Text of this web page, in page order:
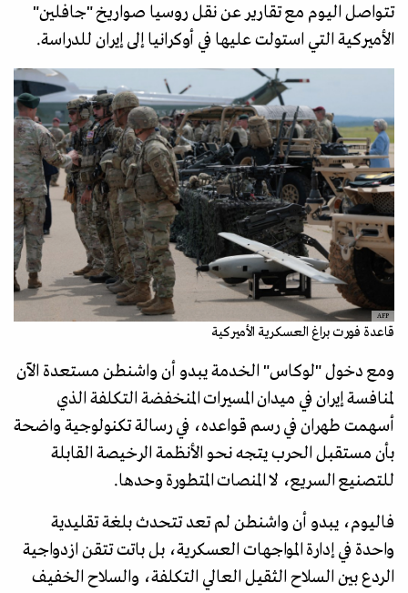
تتواصل اليوم مع تقارير عن نقل روسيا صواريخ "جافلين"
الأميركية التي استولت عليها في أوكرانيا إلى إيران للدراسة.
AFP
قاعدة فورت براغ العسكرية الأميركية
ومع دخول "لوكاس" الخدمة يبدو أن واشنطن مستعدة الآن
لمنافسة إيران في ميدان المسيرات المنخفضة التكلفة الذي
أسهمت طهران في رسم قواعده، في رسالة تكنولوجية واضحة
بأن مستقبل الحرب يتجه نحو الأنظمة الرخيصة القابلة
للتصنيع السريع، لا المنصات المتطورة وحدها.
فاليوم، يبدو أن واشنطن لم تعد تتحدث بلغة تقليدية
واحدة في إدارة المواجهات العسكرية، بل باتت تتقن ازدواجية
الردع بين السلاح الثقيل العالي التكلفة، والسلاح الخفيف